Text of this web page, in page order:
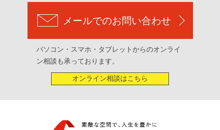
メールでのお問い合わせ
パソコン・スマホ・タブレットからのオンライ
ン相談も承っております。
オンライン相談はこちら